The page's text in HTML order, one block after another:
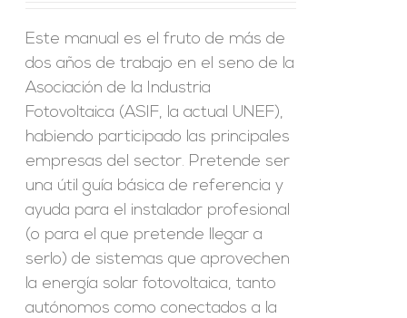
Este manual es el fruto de más de
dos años de trabajo en el seno de la
Asociación de la Industria
Fotovoltaica (ASIF, la actual UNEF),
habiendo participado las principales
empresas del sector. Pretende ser
una útil guía básica de referencia y
ayuda para el instalador profesional
(o para el que pretende llegar a
serlo) de sistemas que aprovechen
la energía solar fotovoltaica, tanto
autónomos como conectados a la